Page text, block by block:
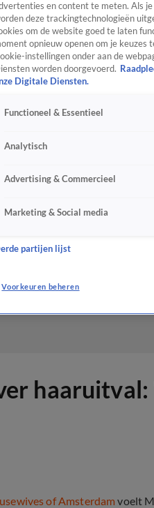
of Amsterdam voelt
en content te meten. Als
deze trackingtechnologieën
om de website goed te laten
opnieuw openen om je
instellingen onder aan de
worden doorgevoerd.
Digitale Diensten.
Functioneel & Essentieel
Analytisch
Advertising & Commercieel
Marketing & Social media
partijen lijst
Voorkeuren beheren